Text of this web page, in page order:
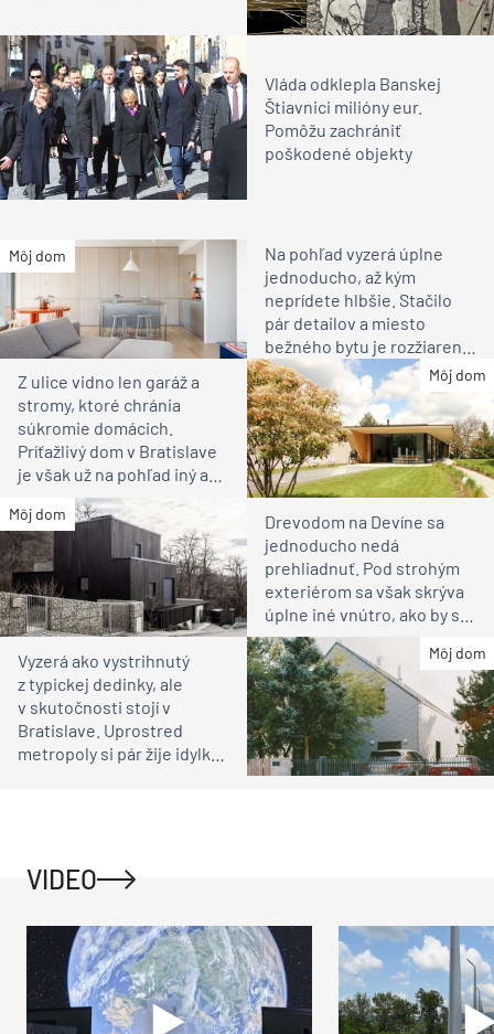
Vláda odklepla Banskej
Štiavnici milióny eur.
Pomôžu zachrániť
poškodené objekty
Môj dom
Na pohľad vyzerá úplne
jednoducho, až kým
neprídete hlbšie. Stačilo
pár detailov a miesto
bežného bytu je rozžiarené
bývanie pre rodinu
Môj dom
Z ulice vidno len garáž a
stromy, ktoré chránia
súkromie domácich.
Príťažlivý dom v Bratislave
je však už na pohľad iný ako
susedia
Môj dom
Drevodom na Devíne sa
jednoducho nedá
prehliadnuť. Pod strohým
exteriérom sa však skrýva
úplne iné vnútro, ako by ste
čakali
Môj dom
Vyzerá ako vystrihnutý
z typickej dedinky, ale
v skutočnosti stojí v
Bratislave. Uprostred
metropoly si pár žije idylku
VIDEO